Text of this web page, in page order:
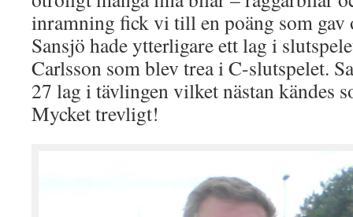
inramning fick vi till en poäng som gav
Sansjö hade ytterligare ett lag i
Carlsson som blev trea i C-slutspelet.
27 lag i tävlingen vilket nästan kändes
Mycket trevligt!